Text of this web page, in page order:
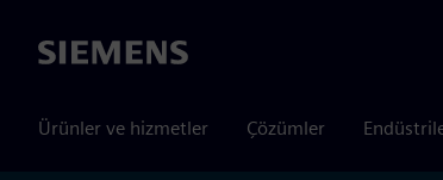
Siemens
Ürünler ve hizmetler Çözümler